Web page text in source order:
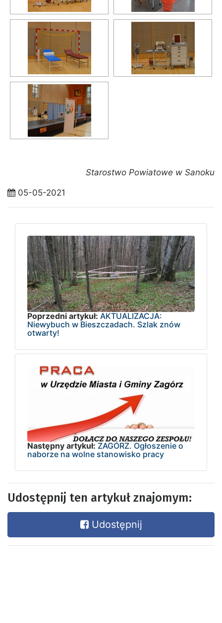
Starostwo Powiatowe w Sanoku
05-05-2021
Poprzedni artykuł: AKTUALIZACJA:
Niewybuch w Bieszczadach. Szlak znów
otwarty!
Następny artykuł: ZAGÓRZ. Ogłoszenie o
naborze na wolne stanowisko pracy
Udostępnij ten artykuł znajomym:
Udostępnij